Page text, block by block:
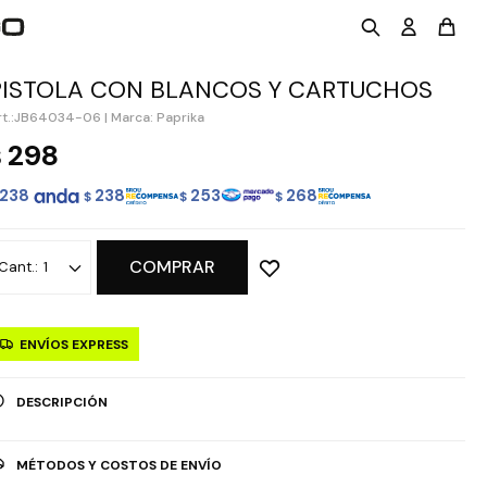
CON BLANCOS Y CARTUCHOS
JB64034-06 | Marca: Paprika
298
238 $ 238 $ 253 $ 268
1 COMPRAR
ENVÍOS EXPRESS
DESCRIPCIÓN
MÉTODOS Y COSTOS DE ENVÍO